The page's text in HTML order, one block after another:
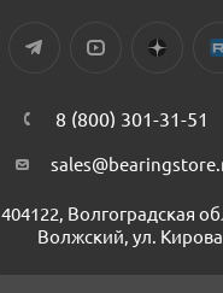
8 (800) 301-31-51
404122, Волгоградская
Волжский, ул.